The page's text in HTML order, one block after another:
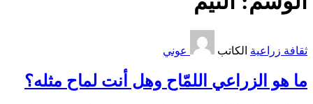
ثقافة زراعية الكاتب عوني
ما هو الزراعي اللمّاح وهل أنت لماح مثله؟